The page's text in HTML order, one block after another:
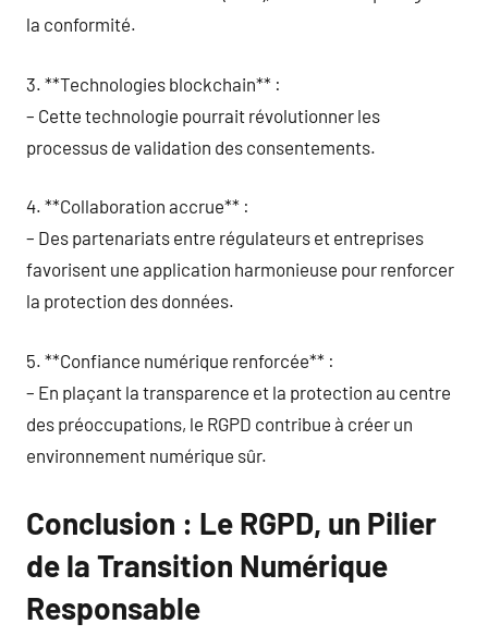
la conformité.
3. **Technologies blockchain** :
– Cette technologie pourrait révolutionner les
processus de validation des consentements.
4. **Collaboration accrue** :
– Des partenariats entre régulateurs et entreprises
favorisent une application harmonieuse pour renforcer
la protection des données.
5. **Confiance numérique renforcée** :
– En plaçant la transparence et la protection au centre
des préoccupations, le RGPD contribue à créer un
environnement numérique sûr.
Conclusion : Le RGPD, un Pilier
de la Transition Numérique
Responsable